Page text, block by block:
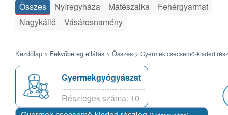
Összes Nyíregyháza Mátészalka
Fehérgyarmat
Nagykálló
Vásárosnamény
Kezdőlap > Fekvőbeteg ellátás > Összes > Gyermek csecsemő-kisded
Gyermekgyógyászat
Részlegek száma: 10